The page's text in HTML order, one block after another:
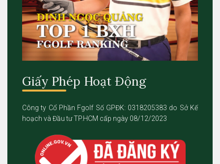
Giấy Phép Hoạt Động
Công ty Cổ Phần Fgolf Số GPĐK: 0318205383 do Sở Kế
hoạch và Đầu tư TP.HCM cấp ngày 08/12/2023